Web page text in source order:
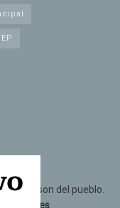
son del pueblo.